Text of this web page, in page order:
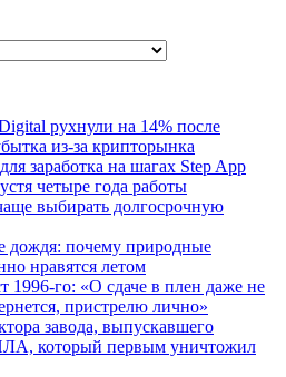
рухнули на 14% после
из-за крипторынка
заработка на шагах Step App
четыре года работы
выбирать долгосрочную
дождя: почему природные
нравятся летом
1996-го: «О сдаче в плен даже не
пристрелю лично»
завода, выпускавшего
который первым уничтожил